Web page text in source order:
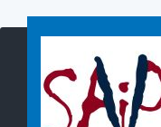
Przejdź